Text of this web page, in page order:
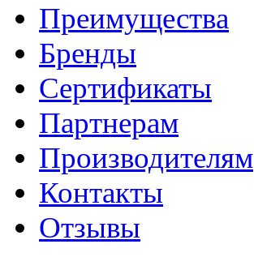
Преимущества
Бренды
Сертификаты
Партнерам
Производителям
Контакты
Отзывы